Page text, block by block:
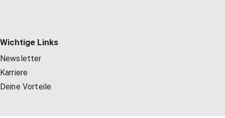
Wichtige Links
Newsletter
Karriere
Deine Vorteile